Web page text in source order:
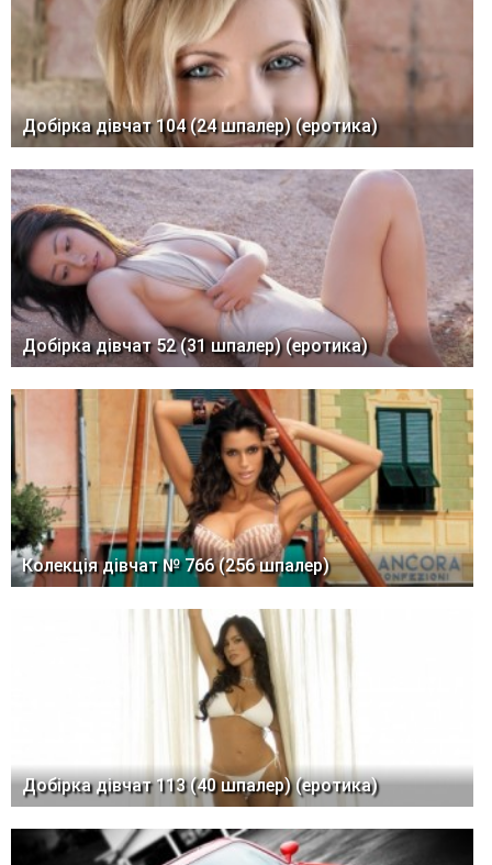
Добірка дівчат 104 (24 шпалер) (еротика)
Добірка дівчат 52 (31 шпалер) (еротика)
Колекція дівчат № 766 (256 шпалер)
Добірка дівчат 113 (40 шпалер) (еротика)